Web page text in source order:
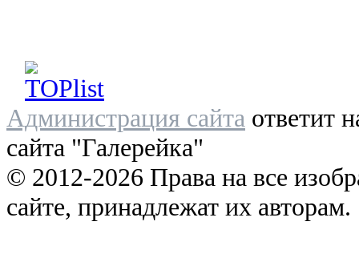
Администрация сайта ответит
сайта "Галерейка"
© 2012-2026 Права на все
сайте, принадлежат их авторам.